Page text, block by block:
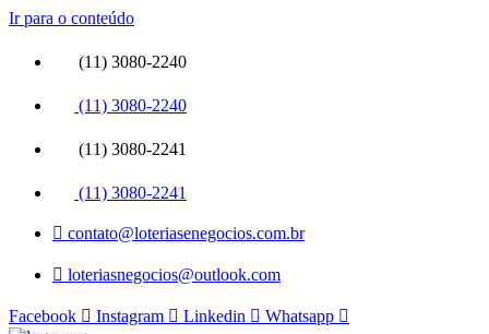
Ir para o conteúdo
(11) 3080-2240
(11) 3080-2240
(11) 3080-2241
(11) 3080-2241
contato@loteriasenegocios.com.br
loteriasnegocios@outlook.com
Facebook Instagram Linkedin Whatsapp